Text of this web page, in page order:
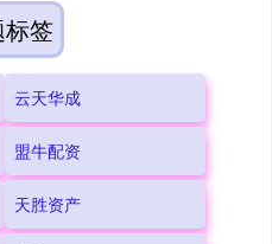
签
云天华成
盟牛配资
天胜资产